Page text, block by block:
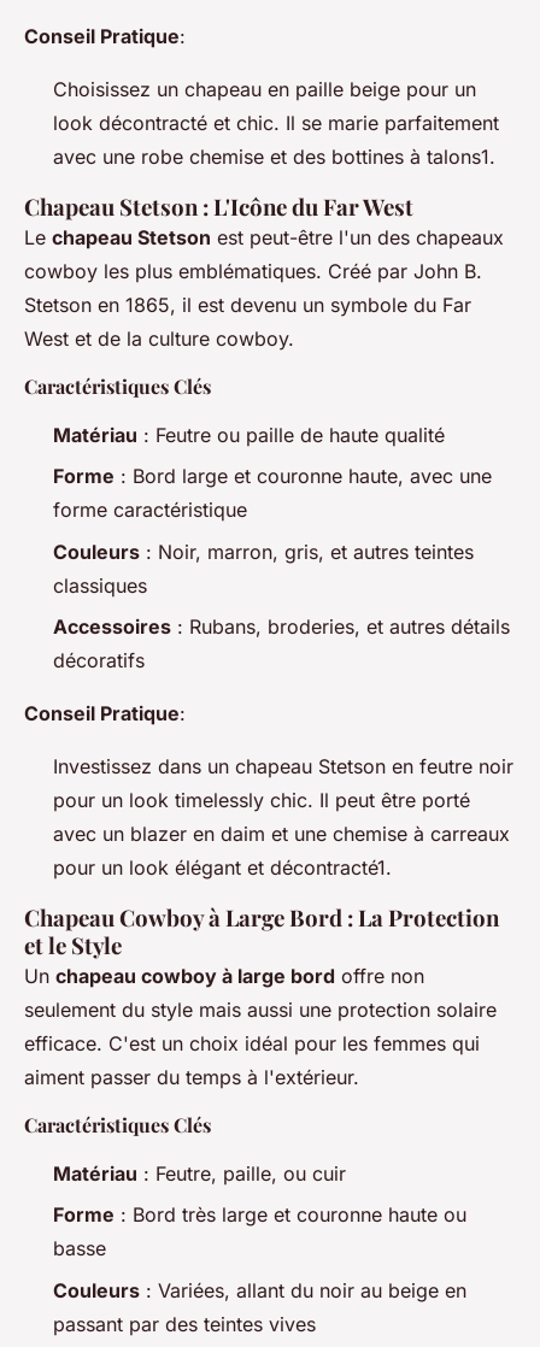
Conseil Pratique:
Choisissez un chapeau en paille beige pour un
look décontracté et chic. Il se marie parfaitement
avec une robe chemise et des bottines à talons1.
Chapeau Stetson : L'Icône du Far West
Le chapeau Stetson est peut-être l'un des chapeaux
cowboy les plus emblématiques. Créé par John B.
Stetson en 1865, il est devenu un symbole du Far
West et de la culture cowboy.
Caractéristiques Clés
Matériau : Feutre ou paille de haute qualité
Forme : Bord large et couronne haute, avec une
forme caractéristique
Couleurs : Noir, marron, gris, et autres teintes
classiques
Accessoires : Rubans, broderies, et autres détails
décoratifs
Conseil Pratique:
Investissez dans un chapeau Stetson en feutre noir
pour un look timelessly chic. Il peut être porté
avec un blazer en daim et une chemise à carreaux
pour un look élégant et décontracté1.
Chapeau Cowboy à Large Bord : La Protection
et le Style
Un chapeau cowboy à large bord offre non
seulement du style mais aussi une protection solaire
efficace. C'est un choix idéal pour les femmes qui
aiment passer du temps à l'extérieur.
Caractéristiques Clés
Matériau : Feutre, paille, ou cuir
Forme : Bord très large et couronne haute ou
basse
Couleurs : Variées, allant du noir au beige en
passant par des teintes vives